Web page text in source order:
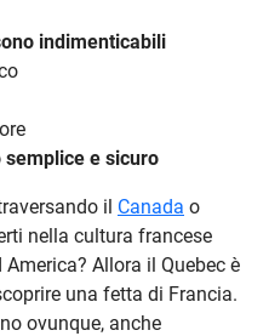
indimenticabili
semplice e sicuro
il Canada o
nella cultura francese
Allora il Quebec è
una fetta di Francia.
ovunque, anche